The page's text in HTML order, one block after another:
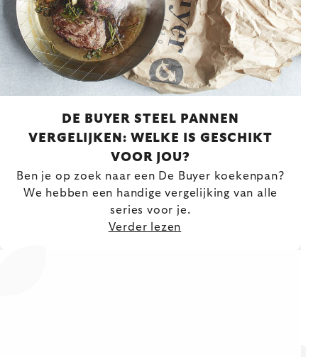
DE BUYER STEEL PANNEN
VERGELIJKEN: WELKE IS GESCHIKT
VOOR JOU?
Ben je op zoek naar een De Buyer koekenpan?
We hebben een handige vergelijking van alle
series voor je.
Verder lezen